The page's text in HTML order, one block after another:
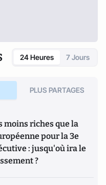
24 Heures 7 Jours
PLUS PARTAGES
moins riches que la
pour la 3e
: jusqu'où ira le
?